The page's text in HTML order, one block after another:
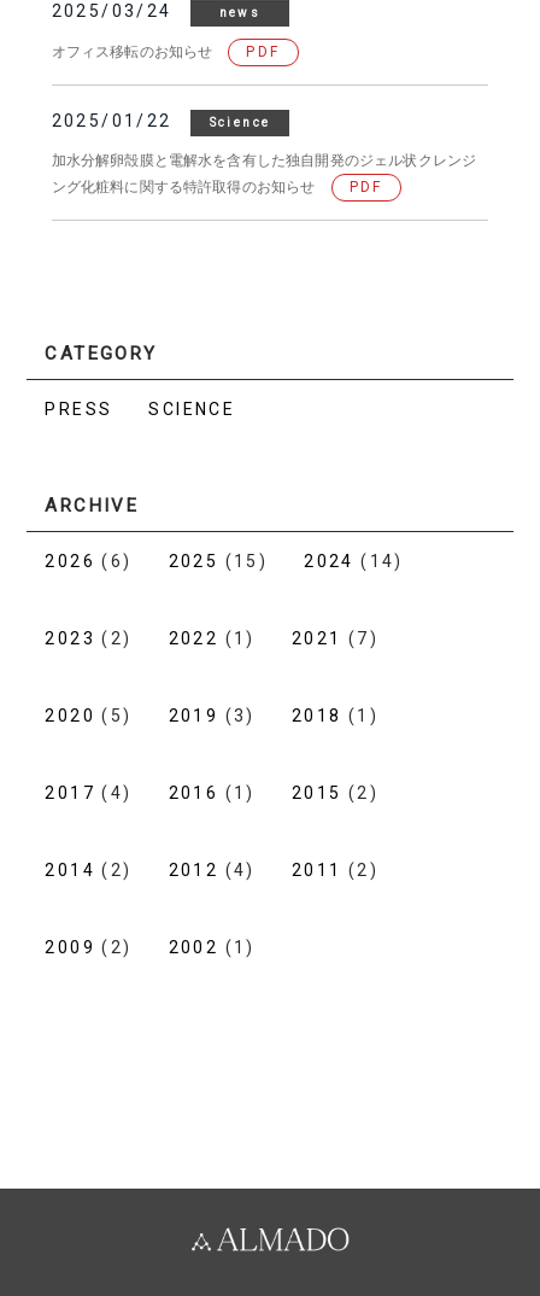
2025/03/24 news
オフィス移転のお知らせ PDF
2025/01/22 Science
加水分解卵殻膜と電解水を含有した独自開発のジェル状クレンジ
ング化粧料に関する特許取得のお知らせ
PDF
CATEGORY
PRESS SCIENCE
ARCHIVE
2026 (6) 2025 (15) 2024 (14)
2023 (2) 2022 (1) 2021 (7)
2020 (5) 2019 (3) 2018 (1)
2017 (4) 2016 (1) 2015 (2)
2014 (2) 2012 (4) 2011 (2)
2009 (2) 2002 (1)